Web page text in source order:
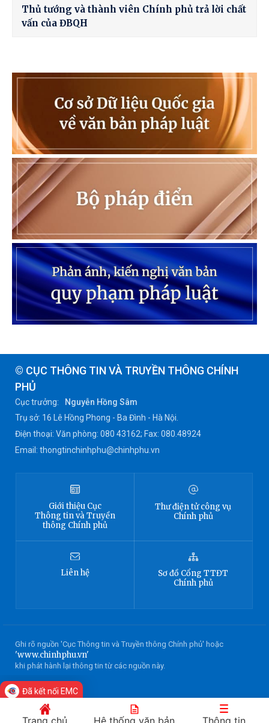
Thủ tướng và thành viên Chính phủ trả lời chất
vấn của ĐBQH
© CỤC THÔNG TIN VÀ TRUYỀN THÔNG CHÍNH
PHỦ
Cục trưởng:
Nguyễn Hồng Sâm
Trụ sở: 16 Lê Hồng Phong - Ba Đình - Hà Nội.
Điện thoại: Văn phòng: 080 43162; Fax: 080.48924
Email: thongtinchinhphu@chinhphu.vn
Giới thiệu Cục
Thông tinvà Truyền
thông Chính phủ
Thư điện tử công vụ
Chính phủ
Liên hệ Sơ đồ Cổng TTĐT
Chính phủ
Ghi rõ nguồn 'Cục Thông tin và Truyền thông Chính phủ' hoặc
'www.chinhphu.vn'
khi phát hành lại thông tin từ các nguồn này.
Trang chủ Hệ thống văn bản Thông tin
Đã kết nối EMC